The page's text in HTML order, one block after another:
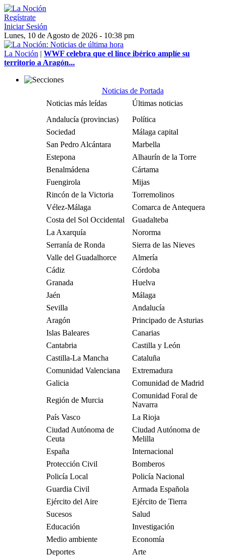
Regístrate
Iniciar Sesión
Lunes, 10 de Agosto de 2026 - 10:38 pm
La Noción | WWF celebra que el lince ibérico amplíe su
territorio a Aragón...
Noticias de Portada
Noticias más leídas
Últimas noticias
Andalucía (provincias)
Política
Sociedad
Málaga capital
San Pedro Alcántara
Marbella
Estepona
Alhaurín de la Torre
Benalmádena
Cártama
Fuengirola
Mijas
Rincón de la Victoria
Torremolinos
Vélez-Málaga
Comarca de Antequera
Costa del Sol Occidental
Guadalteba
La Axarquía
Nororma
Serranía de Ronda
Sierra de las Nieves
Valle del Guadalhorce
Almería
Cádiz
Córdoba
Granada
Huelva
Jaén
Málaga
Sevilla
Andalucía
Aragón
Principado de Asturias
Islas Baleares
Canarias
Cantabria
Castilla y León
Castilla-La Mancha
Cataluña
Comunidad Valenciana
Extremadura
Galicia
Comunidad de Madrid
Región de Murcia
Comunidad Foral de
Navarra
País Vasco
La Rioja
Ciudad Autónoma de
Ceuta
Ciudad Autónoma de
Melilla
España
Internacional
Protección Civil
Bomberos
Policía Local
Policía Nacional
Guardia Civil
Armada Española
Ejército del Aire
Ejército de Tierra
Sucesos
Salud
Educación
Investigación
Medio ambiente
Economía
Deportes
Arte